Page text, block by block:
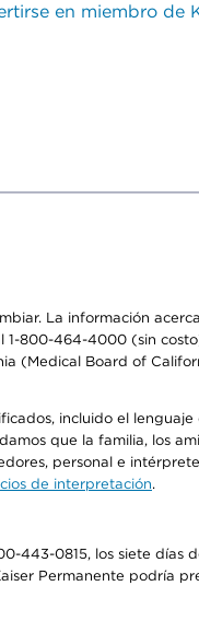
en miembro de
La información
800-464-4000 (sin
(Medical Board of
incluido el
que la familia, los
personal e
de interpretación.
443-0815, los siete días
Permanente podría